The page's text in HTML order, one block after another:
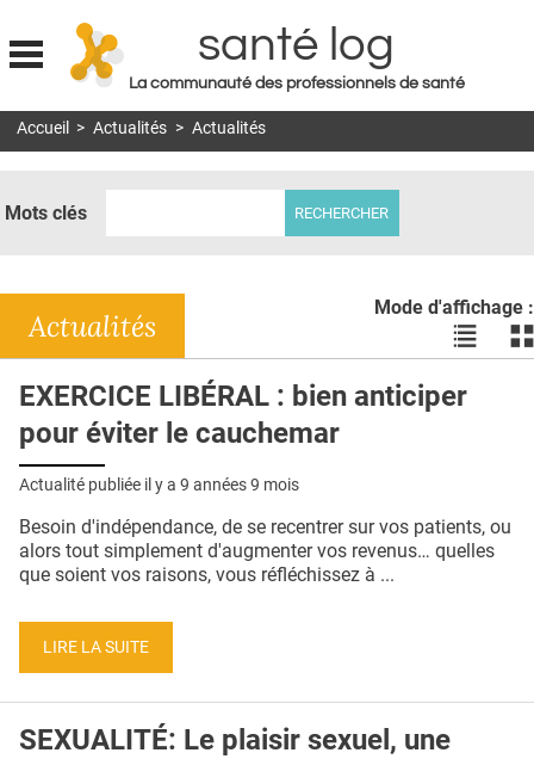
Jump to navigation
santé log
La communauté des professionnels de santé
MON COMPTE
DOSSIERS
RÉSEAUX
E-REVUE SAD
THÉMA
QUI SOMMES-NOUS ?
CONDITIONS GÉNÉRALES
CRÉDITS
Accueil > Actualités > Actualités
Mots clés
Mode d'affichage :
Voir
les
en
les
Actualités
EXERCICE LIBÉRAL : bien anticiper
pour éviter le cauchemar
Actualité publiée il y a 9 années 9 mois
Besoin d'indépendance, de se recentrer sur vos patients, ou
alors tout simplement d'augmenter vos revenus… quelles
que soient vos raisons, vous réfléchissez à ...
LIRE LA SUITE
SEXUALITÉ: Le plaisir sexuel, une